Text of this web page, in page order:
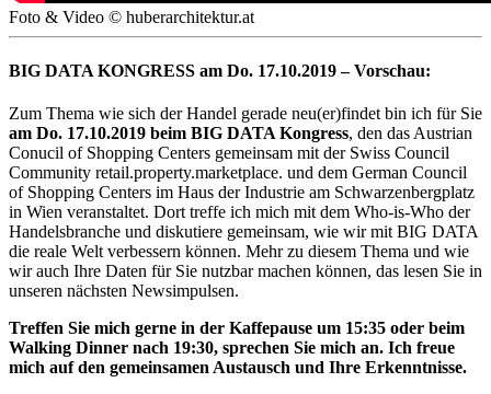
Foto & Video © huberarchitektur.at
BIG DATA KONGRESS am Do. 17.10.2019 –Vorschau:
Zum Thema wie sich der Handel gerade neu(er)findet bin ich für Sie
am Do. 17.10.2019 beim BIG DATA Kongress, den das Austrian
Conucil of Shopping Centers gemeinsam mit der Swiss Council
Community retail.property.marketplace. und dem German Council
of Shopping Centers im Haus der Industrie am Schwarzenbergplatz
in Wien veranstaltet. Dort treffe ich mich mit dem Who-is-Who der
Handelsbranche und diskutiere gemeinsam, wie wir mit BIG DATA
die reale Welt verbessern können. Mehr zu diesem Thema und wie
wir auch Ihre Daten für Sie nutzbar machen können, das lesen Sie in
unseren nächsten Newsimpulsen.
Treffen Sie mich gerne in der Kaffepause um 15:35 oder beim
Walking Dinner nach 19:30, sprechen Sie mich an. Ich freue
mich auf den gemeinsamen Austausch und Ihre Erkenntnisse.